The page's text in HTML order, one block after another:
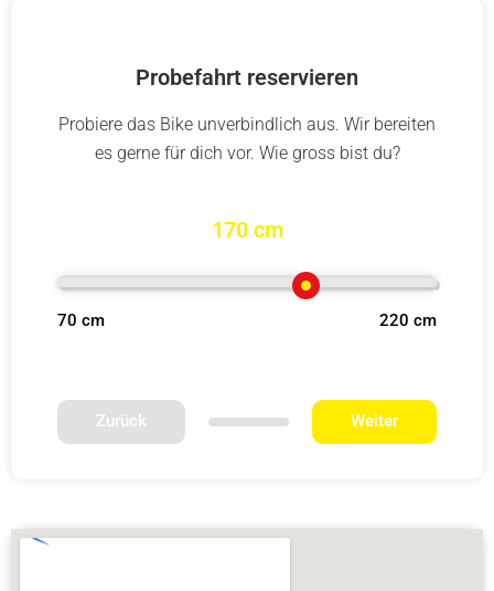
Probefahrt reservieren
Probiere das Bike unverbindlich aus. Wir bereiten
es gerne für dich vor. Wie gross bist du?
170 cm
70 cm 220 cm
Zurück Weiter